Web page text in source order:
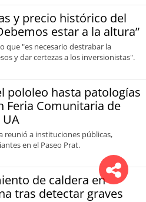
y precio histórico del
estar a la altura”
que "es necesario destrabar la
y dar certezas a los inversionistas".
pololeo hasta patologías
Feria Comunitaria de
reunió a instituciones públicas,
en el Paseo Prat.
de caldera en
tras detectar graves